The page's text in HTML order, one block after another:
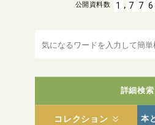
詳細検索
コレクション 本
公開資料数 1 , 7 7 6